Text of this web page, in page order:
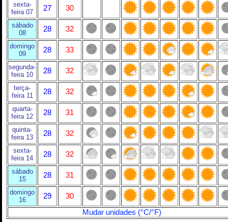
sexta-
feira 07
27 30
sábado
08
28 32
domingo
09
28 33
segunda-
feira 10
28 32
terça-
feira 11
28 32
quarta-
feira 12
28 31
quinta-
feira 13
28 32
sexta-
feira 14
28 32
sábado
15
28 31
domingo
16
29
30
Mudar unidades (°C/°F)